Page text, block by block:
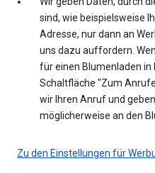
sind, wie beispielsweise
Adresse, nur dann an
uns dazu auffordern.
für einen Blumenladen in
Schaltfläche "Zum
wir Ihren Anruf und
möglicherweise an den
Zu den Einstellungen für